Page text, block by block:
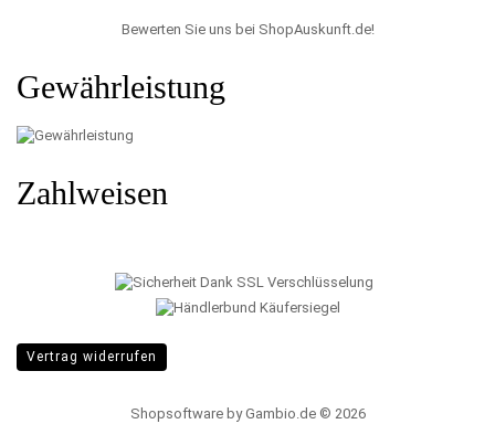
Bewerten Sie uns bei ShopAuskunft.de!
Gewährleistung
Zahlweisen
Vertrag widerrufen
Shopsoftwareby Gambio.de © 2026